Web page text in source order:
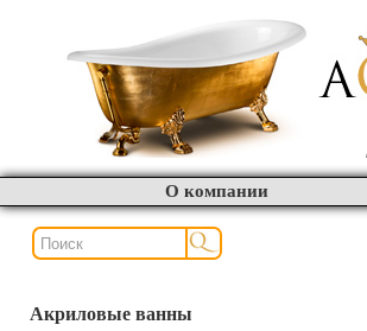
О компании
Акриловые ванны